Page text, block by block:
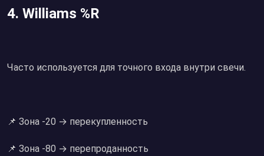
4. Williams %R
Часто используется для точного входа внутри свечи.
📌 Зона -20 → перекупленность
📌 Зона -80 → перепроданность